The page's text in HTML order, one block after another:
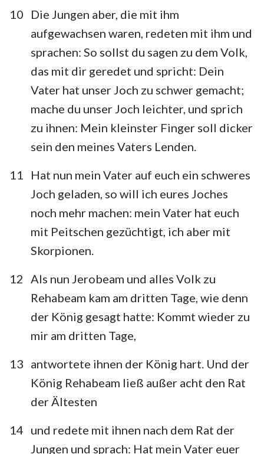
3
8
9 10 11 12 13
14
15
16
22
24 26 27
29
30 31 32 33 34
35
36
10
Die Jungen aber, die mit ihm
aufgewachsen waren, redeten mit ihm und
sprachen: So sollst du sagen zu dem Volk,
das mit dir geredet und spricht: Dein
Vater hat unser Joch zu schwer gemacht;
mache du unser Joch leichter, und sprich
zu ihnen: Mein kleinster Finger soll dicker
sein den meines Vaters Lenden.
11
Hat nun mein Vater auf euch ein schweres
Joch geladen, so will ich eures Joches
noch mehr machen: mein Vater hat euch
mit Peitschen gezüchtigt, ich aber mit
Skorpionen.
12
Als nun Jerobeam und alles Volk zu
Rehabeam kam am dritten Tage, wie denn
der König gesagt hatte: Kommt wieder zu
mir am dritten Tage,
13 antwortete ihnen der König hart. Und der
König Rehabeam ließ außer acht den Rat
der Ältesten
14 und redete mit ihnen nach dem Rat der
Jungen und sprach: Hat mein Vater euer